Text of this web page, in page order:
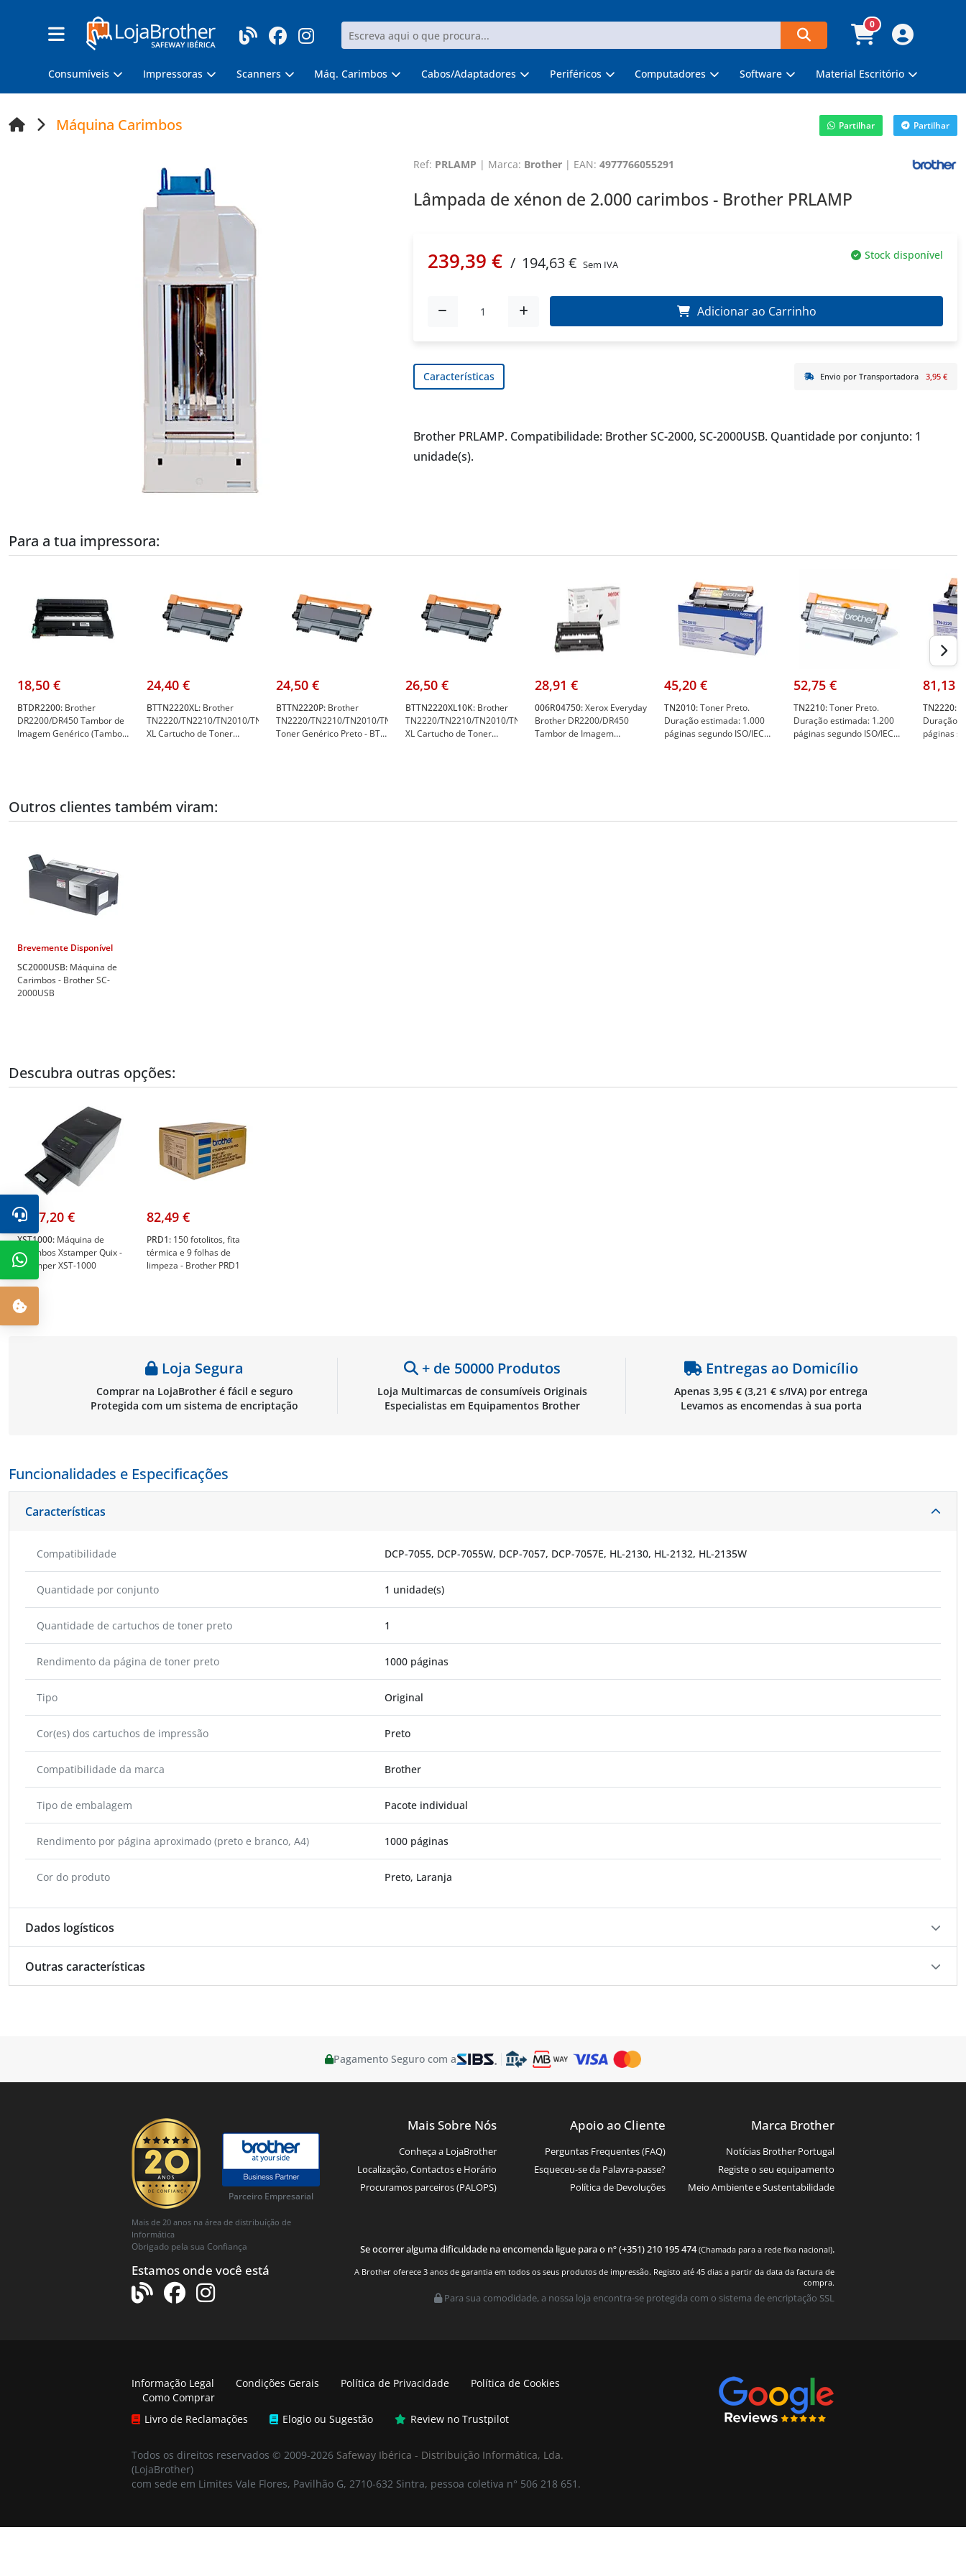
0
Consumíveis Impressoras Scanners Máq. Carimbos Cabos/Adaptadores Periféricos Computadores Software Material Escritório
Máquina Carimbos Partilhar Partilhar
Ref: PRLAMP | Marca: Brother| EAN: 4977766055291
Lâmpada de xénon de 2.000 carimbos - Brother PRLAMP
239,39 € / 194,63 € Sem IVA
Stock disponível
Adicionar ao Carrinho
Características Envio por Transportadora 3,95 €
Brother PRLAMP. Compatibilidade: Brother SC-2000, SC-2000USB. Quantidade por conjunto: 1
unidade(s).
Para a tua impressora:
18,50 €
BTDR2200: Brother
DR2200/DR450 Tambor de
Imagem Genérico (Tambor)
24,40 €
BTTN2220XL: Brother
TN2220/TN2210/TN2010/TN450
XL Cartucho de Toner
24,50 €
BTTN2220P: Brother
TN2220/TN2210/TN2010/TN450
Toner Genérico Preto - BT-
26,50 €
BTTN2220XL10K: Brother
TN2220/TN2210/TN2010/TN450
XL Cartucho de Toner
28,91 €
006R04750:Xerox Everyday
Brother DR2200/DR450
Tambor de Imagem
45,20 €
TN2010:Toner Preto.
Duração estimada: 1.000
páginas segundo ISO/IEC
52,75 €
TN2210:Toner Preto.
Duração estimada: 1.200
páginas segundo ISO/IEC
81,13 €
TN2220:
Duração
páginas
Outros clientes também viram:
Brevemente Disponível
SC2000USB: Máquina de
Carimbos - Brother SC-
2000USB
Descubra outras opções:
1267,20 €
XST1000: Máquina de
Carimbos Xstamper Quix -
Xstamper XST-1000
82,49 €
PRD1: 150 fotolitos, fita
térmica e 9 folhas de
limpeza - Brother PRD1
Loja Segura
Comprar na LojaBrother é fácil e seguro
Protegida com um sistema de encriptação
+ de 50000 Produtos
Loja Multimarcas de consumíveis Originais
Especialistas em Equipamentos Brother
Entregas ao Domicílio
Apenas 3,95 € (3,21 € s/IVA) por entrega
Levamos as encomendas à sua porta
Funcionalidades e Especificações
Características
Compatibilidade DCP-7055, DCP-7055W, DCP-7057, DCP-7057E, HL-2130, HL-2132, HL-2135W
Quantidade por conjunto 1 unidade(s)
Quantidade de cartuchos de toner preto 1
Rendimento da página de toner preto 1000 páginas
Tipo Original
Cor(es) dos cartuchos de impressão Preto
Compatibilidade da marca Brother
Tipo de embalagem Pacote individual
Rendimento por página aproximado (preto e branco, A4) 1000 páginas
Cor do produto Preto, Laranja
Dados logísticos
Outras características
Pagamento Seguro com a
Parceiro Empresarial
Mais de 20 anos na área de distribuíção de
Informática
Obrigado pela sua Confiança
Estamos onde você está
Mais Sobre Nós
Conheça a LojaBrother
Localização, Contactos e Horário
Procuramos parceiros (PALOPS)
Apoio ao Cliente
Perguntas Frequentes (FAQ)
Esqueceu-se da Palavra-passe?
Política de Devoluções
Marca Brother
Notícias Brother Portugal
Registe o seu equipamento
Meio Ambiente e Sustentabilidade
Se ocorrer alguma dificuldade na encomenda ligue para o nº (+351) 210 195 474(Chamada para a rede fixa nacional).
A Brother oferece 3 anos de garantia em todos os seus produtos de impressão. Registo até 45 dias a partir da data da factura de
compra.
Para sua comodidade, a nossa loja encontra-se protegida com o sistema de encriptação SSL
Informação Legal Condições Gerais Política de Privacidade
Política de Cookies
Como Comprar
Livro de Reclamações
Elogio ou Sugestão Review no Trustpilot
Todos os direitos reservados © 2009-2026 Safeway Ibérica - Distribuição Informática, Lda.
(LojaBrother)
com sede em Limites Vale Flores, Pavilhão G, 2710-632 Sintra, pessoa coletiva n° 506 218 651.